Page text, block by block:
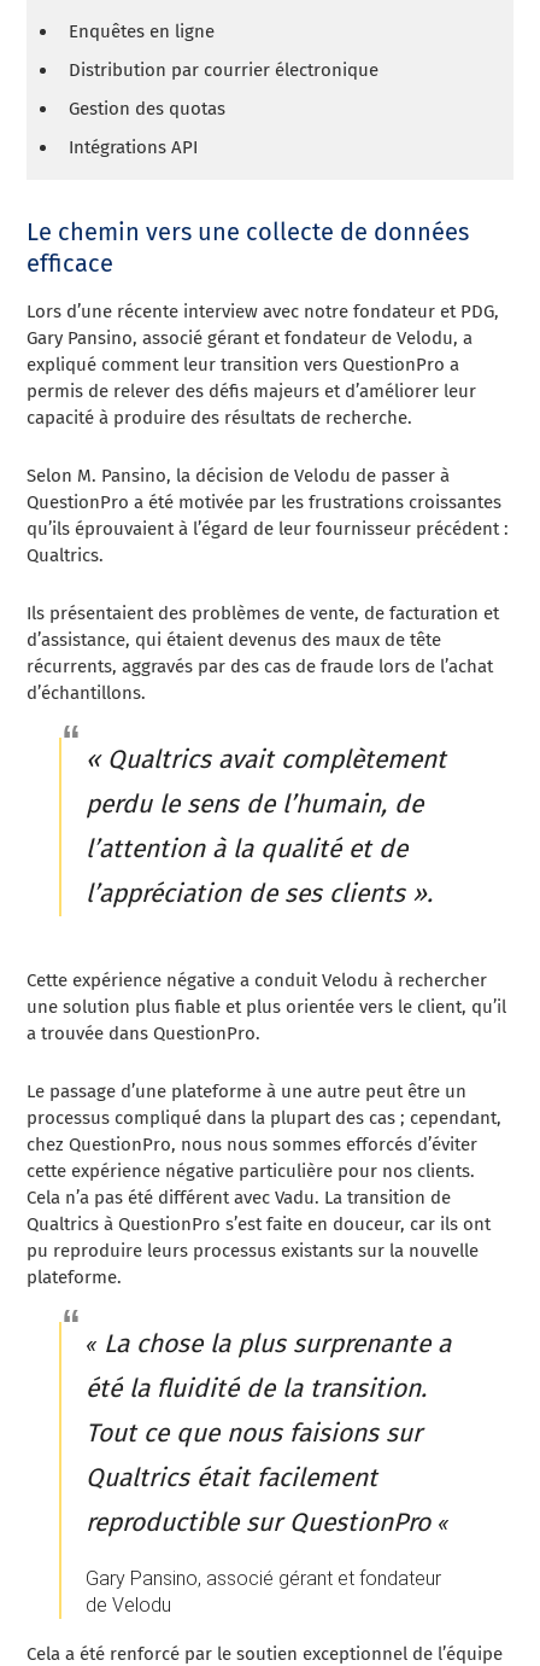
Enquêtes en ligne
Distribution par courrier électronique
Gestion des quotas
Intégrations API
Le chemin vers une collecte de données
efficace
Lors d’une récente interview avec notre fondateur et PDG,
Gary Pansino, associé gérant et fondateur de Velodu, a
expliqué comment leur transition vers QuestionPro a
permis de relever des défis majeurs et d’améliorer leur
capacité à produire des résultats de recherche.
Selon M. Pansino, la décision de Velodu de passer à
QuestionPro a été motivée par les frustrations croissantes
qu’ils éprouvaient à l’égard de leur fournisseur précédent :
Qualtrics.
Ils présentaient des problèmes de vente, de facturation et
d’assistance, qui étaient devenus des maux de tête
récurrents, aggravés par des cas de fraude lors de l’achat
d’échantillons.
« Qualtrics avait complètement
perdu le sens de l’humain, de
l’attention à la qualité et de
l’appréciation de ses clients ».
Cette expérience négative a conduit Velodu à rechercher
une solution plus fiable et plus orientée vers le client, qu’il
a trouvée dans QuestionPro.
Le passage d’une plateforme à une autre peut être un
processus compliqué dans la plupart des cas ; cependant,
chez QuestionPro, nous nous sommes efforcés d’éviter
cette expérience négative particulière pour nos clients.
Cela n’a pas été différent avec Vadu. La transition de
Qualtrics à QuestionPro s’est faite en douceur, car ils ont
pu reproduire leurs processus existants sur la nouvelle
plateforme.
« La chose la plus surprenante a
été la fluidité de la transition.
Tout ce que nous faisions sur
Qualtrics était facilement
reproductible sur QuestionPro «
Gary Pansino, associé gérant et fondateur
de Velodu
Cela a été renforcé par le soutien exceptionnel de l’équipe